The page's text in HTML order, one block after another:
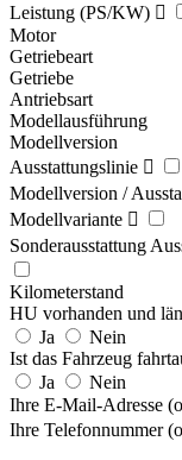
Leistung (PS/KW) 
Motor
Getriebeart
Getriebe
Antriebsart
Modellausführung
Modellversion
Ausstattungslinie 
Modellversion /
Modellvariante 
Sonderausstattung
Kilometerstand
HU vorhanden und
Ja
Nein
Ist das Fahrzeug
Ja
Nein
Ihre E-Mail-Adresse
Ihre Telefonnummer